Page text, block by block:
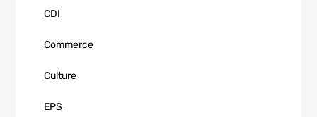
CDI
Commerce
Culture
EPS